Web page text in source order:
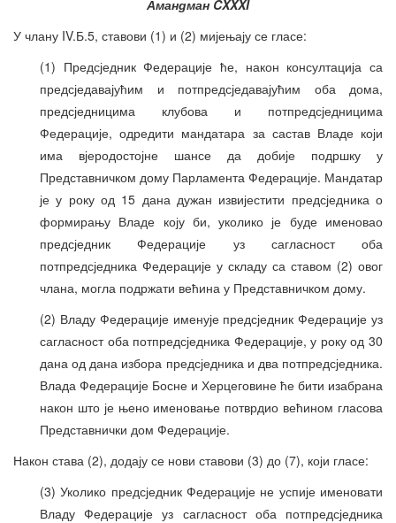
Амандман CXXXI
У члану IV.Б.5, ставови (1) и (2) мијењају се гласе:
(1) Предсједник Федерације ће, након консултација са
предсједавајућим и потпредсједавајућим оба дома,
предсједницима клубова и потпредсједницима
Федерације, одредити мандатара за састав Владе који
има вјеродостојне шансе да добије подршку у
Представничком дому Парламента Федерације. Мандатар
је у року од 15 дана дужан извијестити предсједника о
формирању Владе коју би, уколико је буде именовао
предсједник Федерације уз сагласност оба
потпредсједника Федерације у складу са ставом (2) овог
члана, могла подржати већина у Представничком дому.
(2) Владу Федерације именује предсједник Федерације уз
сагласност оба потпредсједника Федерације, у року од 30
дана од дана избора предсједника и два потпредсједника.
Влада Федерације Босне и Херцеговине ће бити изабрана
након што је њено именовање потврдио већином гласова
Представнички дом Федерације.
Након става (2), додају се нови ставови (3) до (7), који гласе:
(3) Уколико предсједник Федерације не успије именовати
Владу Федерације уз сагласност оба потпредсједника